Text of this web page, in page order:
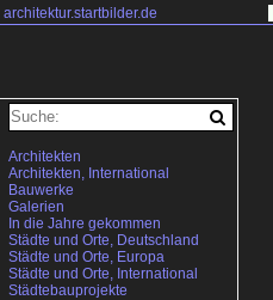
architektur.startbilder.de
Architekten
Architekten, International
Bauwerke
Galerien
In die Jahre gekommen
Städte und Orte, Deutschland
Städte und Orte, Europa
Städte und Orte, International
Städtebauprojekte